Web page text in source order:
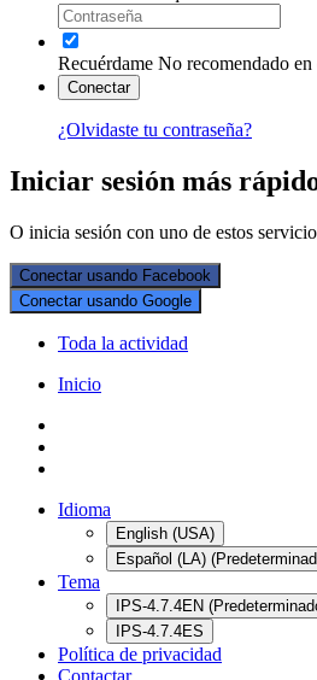
Recuérdame No recomendado
Conectar
¿Olvidaste tu contraseña?
Iniciar sesión más
O inicia sesión con uno de estos
Conectar usando Facebook
Conectar usando Google
Toda la actividad
Inicio
Idioma
English (USA)
Español (LA)
Tema
IPS-4.7.4EN
IPS-4.7.4ES
Política de privacidad
Contactar